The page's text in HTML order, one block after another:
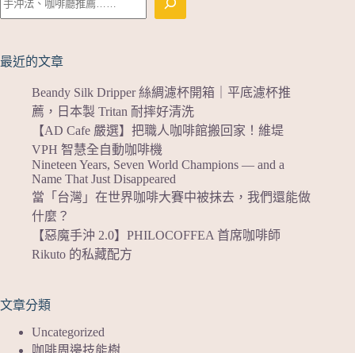
最近的文章
Beandy Silk Dripper 絲綢濾杯開箱｜平底濾杯推
薦，日本製 Tritan 耐摔好清洗
【AD Cafe 嚴選】把職人咖啡館搬回家！維堤
VPH 智慧全自動咖啡機
Nineteen Years, Seven World Champions — and a
Name That Just Disappeared
當「台灣」在世界咖啡大賽中被抹去，我們還能做
什麼？
【惡魔手沖 2.0】PHILOCOFFEA 首席咖啡師
Rikuto 的私藏配方
文章分類
Uncategorized
咖啡周邊技能樹